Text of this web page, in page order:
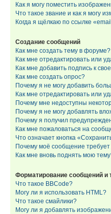
Как я могу поместить
Что такое звание и как я могу
Когда я щёлкаю по ссылке
Создание сообщений
Как мне создать тему в форуме?
Как мне отредактировать или
Как мне добавить подпись к
Как мне создать опрос?
Почему я не могу добавить
Как мне отредактировать или
Почему мне недоступны
Почему я не могу добавлять
Почему я получил
Как мне пожаловаться на
Что означает кнопка
Почему моё сообщение
Как мне вновь поднять мою
Форматирование сообщений и
Что такое BBCode?
Могу ли я использовать HTML?
Что такое смайлики?
Могу ли я добавлять